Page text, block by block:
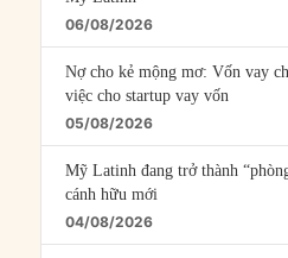
06/08/2026
Nợ cho kẻ mộng mơ: Vốn vay
việc cho startup vay vốn
05/08/2026
Mỹ Latinh đang trở thành
cánh hữu mới
04/08/2026